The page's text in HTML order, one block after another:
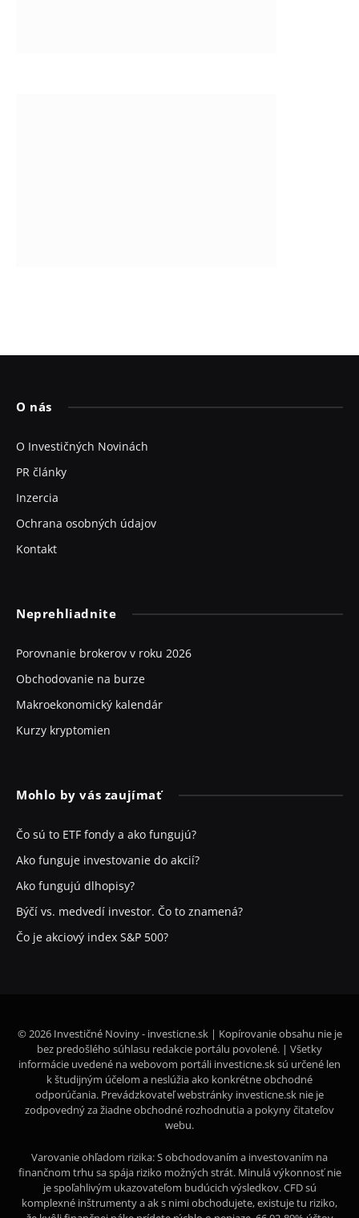
O nás
O Investičných Novinách
PR články
Inzercia
Ochrana osobných údajov
Kontakt
Neprehliadnite
Porovnanie brokerov v roku 2026
Obchodovanie na burze
Makroekonomický kalendár
Kurzy kryptomien
Mohlo by vás zaujímať
Čo sú to ETF fondy a ako fungujú?
Ako funguje investovanie do akcií?
Ako fungujú dlhopisy?
Býčí vs. medvedí investor. Čo to znamená?
Čo je akciový index S&P 500?
© 2026 Investičné Noviny - investicne.sk | Kopírovanie obsahu nie je
bez predošlého súhlasu redakcie portálu povolené. | Všetky
informácie uvedené na webovom portáli investicne.sk sú určené len
k študijným účelom a neslúžia ako konkrétne obchodné
odporúčania. Prevádzkovateľ webstránky investicne.sk nie je
zodpovedný za žiadne obchodné rozhodnutia a pokyny čitateľov
webu.
Varovanie ohľadom rizika: S obchodovaním a investovaním na
finančnom trhu sa spája riziko možných strát. Minulá výkonnosť nie
je spoľahlivým ukazovateľom budúcich výsledkov. CFD sú
komplexné inštrumenty a ak s nimi obchodujete, existuje tu riziko,